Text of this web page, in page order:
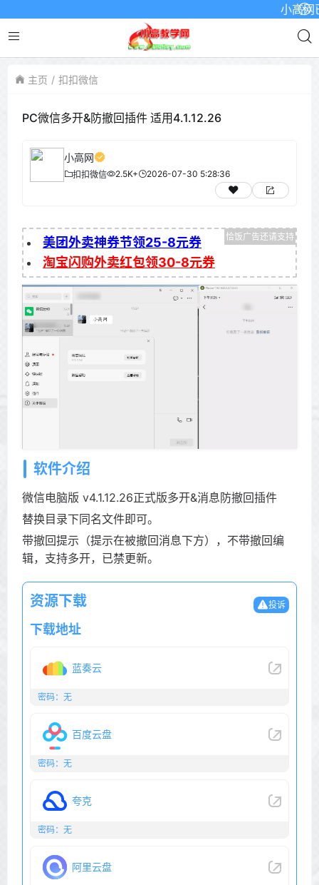
小高网已
主页 扣扣微信
PC微信多开&防撤回插件 适用4.1.12.26
小高网
扣扣微信 2.5K+ 2026-07-30 5:28:36
美团外卖神券节领25-8元券
淘宝闪购外卖红包领30-8元券
软件介绍
微信电脑版 v4.1.12.26正式版多开&消息防撤回插件
替换目录下同名文件即可。
带撤回提示（提示在被撤回消息下方），不带撤回编
辑，支持多开，已禁更新。
资源下载 投诉
下载地址
蓝奏云
密码：无
百度云盘
密码：无
夸克
密码：无
阿里云盘